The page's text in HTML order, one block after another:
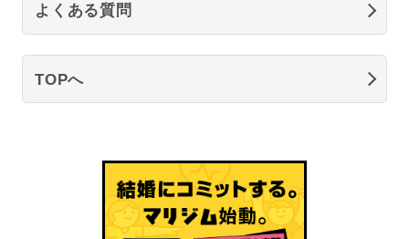
よくある質問
TOPへ